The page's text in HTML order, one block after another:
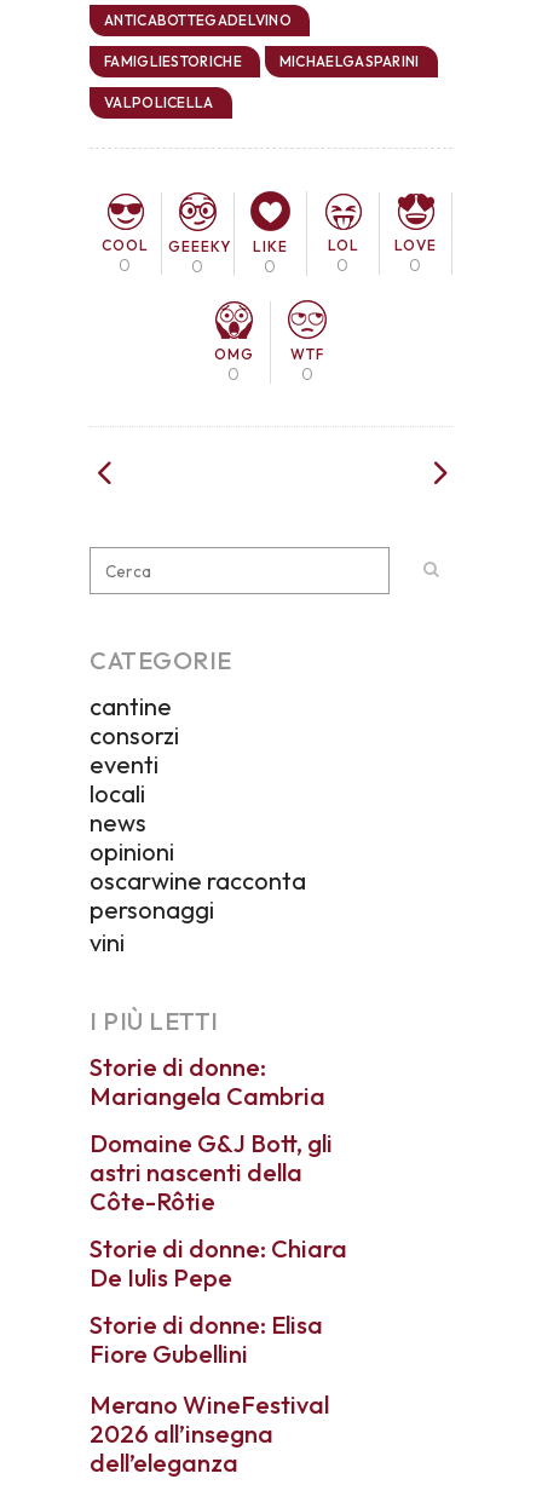
ANTICABOTTEGADELVINO
FAMIGLIESTORICHE MICHAELGASPARINI
VALPOLICELLA
COOL
0
GEEEKY
0
LIKE
0
LOL
0
LOVE
0
OMG
0
WTF
0
CATEGORIE
cantine
consorzi
eventi
locali
news
opinioni
oscarwine racconta
personaggi
vini
I PIÙ LETTI
Storie di donne:
Mariangela Cambria
Domaine G&J Bott, gli
astri nascenti della
Côte-Rôtie
Storie di donne: Chiara
De Iulis Pepe
Storie di donne: Elisa
Fiore Gubellini
Merano WineFestival
2026 all’insegna
dell’eleganza